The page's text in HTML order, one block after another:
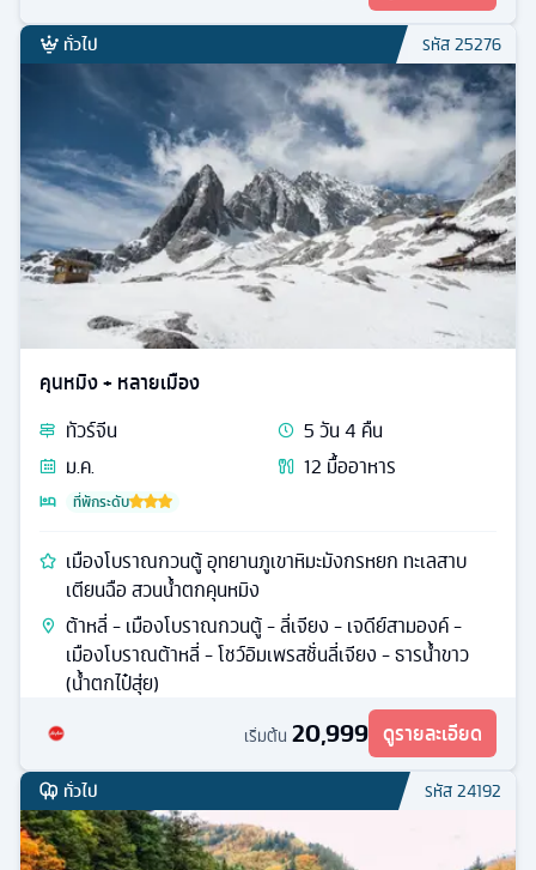
ทั่วไป รหัส25276
คุนหมิง + หลายเมือง
ทัวร์จีน 5วัน4 คืน
ม.ค.
12 มื้ออาหาร
ที่พักระดับ
เมืองโบราณกวนตู้ อุทยานภูเขาหิมะมังกรหยก ทะเลสาบ
เตียนฉือ สวนน้ำตกคุนหมิง
ต้าหลี่ - เมืองโบราณกวนตู้ - ลี่เจียง - เจดีย์สามองค์ -
เมืองโบราณต้าหลี่ - โชว์อิมเพรสชั่นลี่เจียง - ธารน้ำขาว
(น้ำตกไป๋สุ่ย)
เริ่มต้น 20,999 ดูรายละเอียด
ทั่วไป รหัส24192